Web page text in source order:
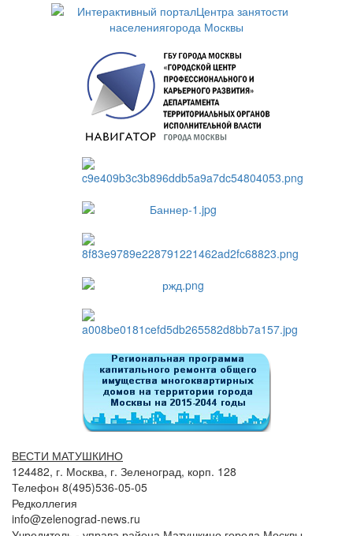
ВЕСТИ МАТУШКИНО
124482, г. Москва, г. Зеленоград, корп. 128
Телефон 8(495)536-05-05
Редколлегия
info@zelenograd-news.ru